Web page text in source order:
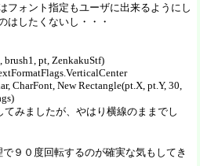
フォント指定もユーザに出来るようにし
はしたくないし・・・
brush1, pt, ZenkakuStf)
CharFont, New Rectangle(pt.X, pt.Y, 30,
てみましたが、やはり横線のままでし
９０度回転するのが確実な気もしてき